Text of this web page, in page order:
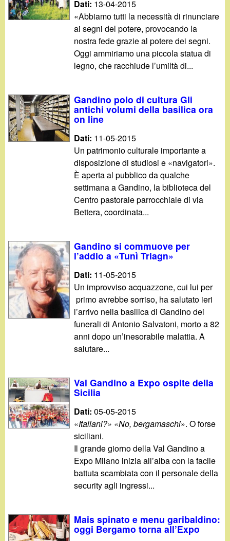
Dati: 13-04-2015
«Abbiamo tutti la necessità di rinunciare
ai segni del potere, provocando la
nostra fede grazie al potere dei segni.
Oggi ammiriamo una piccola statua di
legno, che racchiude l’umiltà di...
Gandino polo di cultura Gli
antichi volumi della basilica ora
on line
Dati: 11-05-2015
Un patrimonio culturale importante a
disposizione di studiosi e «navigatori».
È aperta al pubblico da qualche
settimana a Gandino, la biblioteca del
Centro pastorale parrocchiale di via
Bettera, coordinata...
Gandino si commuove per
l’addio a «Tunì Triagn»
Dati: 11-05-2015
Un improvviso acquazzone, cui lui per
primo avrebbe sorriso, ha salutato ieri
l’arrivo nella basilica di Gandino dei
funerali di Antonio Salvatoni, morto a 82
anni dopo un’inesorabile malattia. A
salutare...
Val Gandino a Expo ospite della
Sicilia
Dati:05-05-2015
«Italiani?» «No, bergamaschi». O forse
siciliani.
Il grande giorno della Val Gandino a
Expo Milano inizia all’alba con la facile
battuta scambiata con il personale della
security agli ingressi...
Mais spinato e menu garibaldino:
oggi Bergamo torna all’Expo